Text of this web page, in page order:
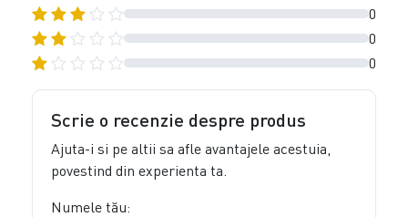
0
0
0
Scrie o recenzie despre produs
Ajuta-i si pe altii sa afle avantajele acestuia,
povestind din experienta ta.
Numele tău: